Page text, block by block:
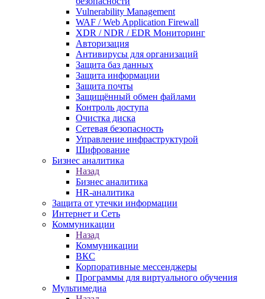
Vulnerability Management
WAF / Web Application Firewall
XDR / NDR / EDR Мониторинг
Авторизация
Антивирусы для организаций
Защита баз данных
Защита информации
Защита почты
Защищённый обмен файлами
Контроль доступа
Очистка диска
Сетевая безопасность
Управление инфраструктурой
Шифрование
Бизнес аналитика
Назад
Бизнес аналитика
HR-аналитика
Защита от утечки информации
Интернет и Сеть
Коммуникации
Назад
Коммуникации
ВКС
Корпоративные мессенджеры
Программы для виртуального обучения
Мультимедиа